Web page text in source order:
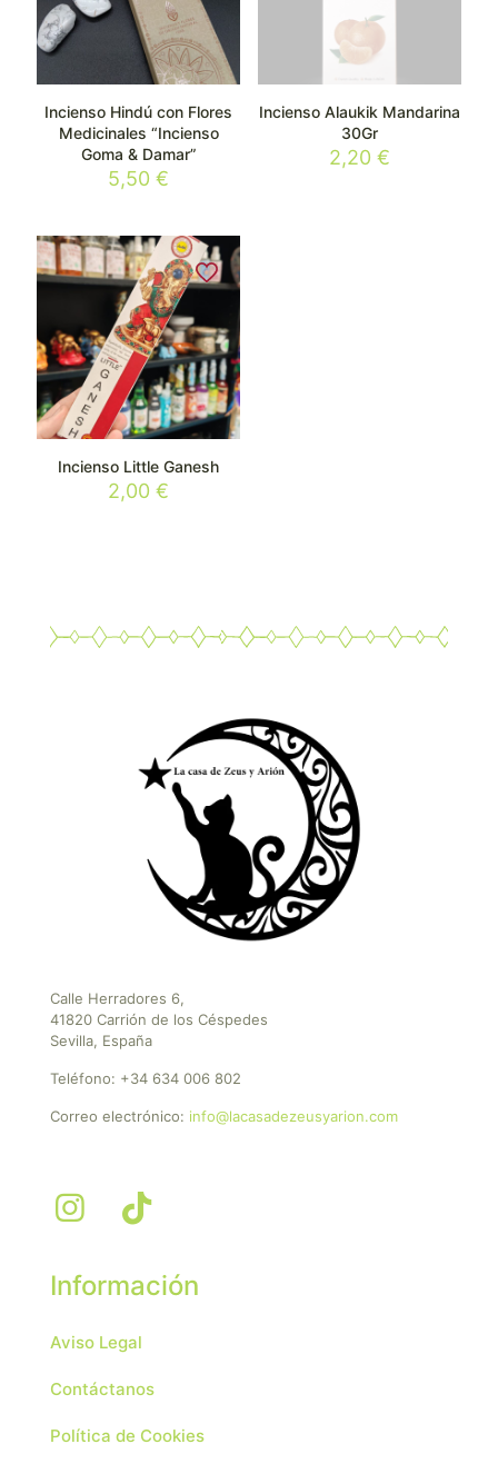
Incienso Hindú con Flores
Medicinales “Incienso
Goma & Damar”
5,50€
Incienso Alaukik Mandarina
30Gr
2,20 €
Incienso Little Ganesh
2,00€
Calle Herradores 6,
41820 Carrión de los Céspedes
Sevilla, España
Teléfono: +34 634 006 802
Correo electrónico: info@lacasadezeusyarion.com
Información
Aviso Legal
Contáctanos
Política de Cookies